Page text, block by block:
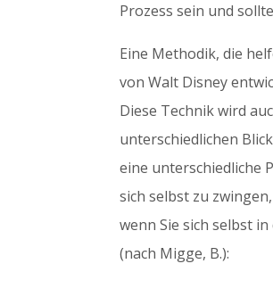
Prozess sein und
Eine Methodik, die
von Walt Disney
Diese Technik wird
unterschiedlichen
eine unterschiedliche
sich selbst zu
wenn Sie sich selbst
(nach Migge, B.):